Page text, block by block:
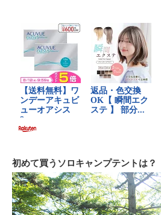
初めて買うソロキャンプテントは？